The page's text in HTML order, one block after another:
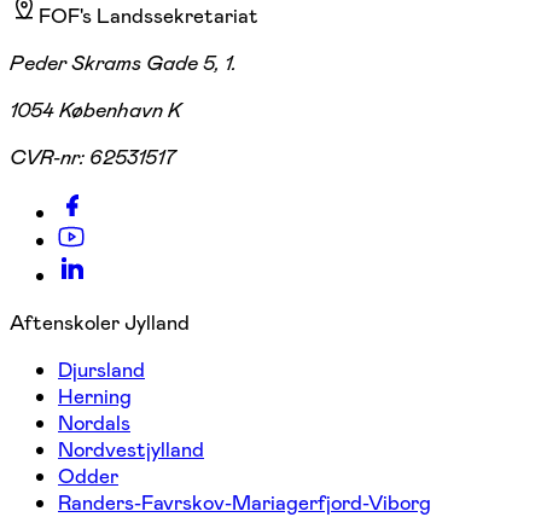
FOF's Landssekretariat
Peder Skrams Gade 5, 1.
1054 København K
CVR-nr: 62531517
Aftenskoler Jylland
Djursland
Herning
Nordals
Nordvestjylland
Odder
Randers-Favrskov-Mariagerfjord-Viborg